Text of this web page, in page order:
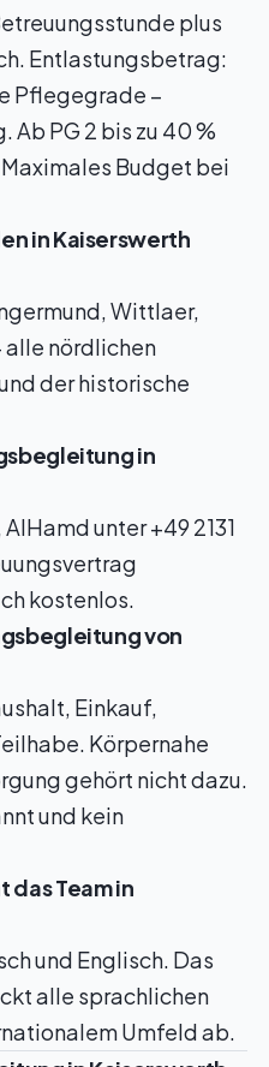
plus
Entlastungsbetrag:
Pflegegrade –
PG 2 bis zu 40 %
Budget bei
in Kaiserswerth
Wittlaer,
alle nördlichen
der historische
in
unter +49 2131
kostenlos.
von
Einkauf,
Körpernahe
gehört nicht dazu.
und kein
das Team in
und Englisch. Das
alle sprachlichen
Umfeld ab.